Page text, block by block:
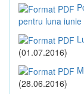
pentru luna iunie
(01.07.2016)
(28.06.2016)